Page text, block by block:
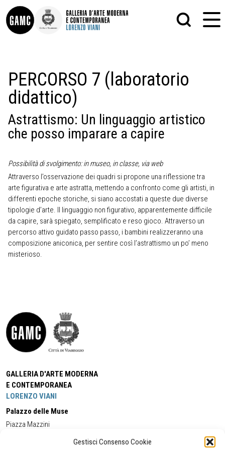
Gestisci Consenso Cookie
INFO
CONTATTI
DIDATTICA
SHOP
LE COLLEZIONI
GLI AUTORI
LORENZO VIANI
MOSTRE
EVENTI
PALAZZO DELLE MUSE
GRAFICA
PITTURA
SCULTURA
MATRICI XILOGRAFICHE
FOTOGRAFIA
PERCORSO 7 (laboratorio
didattico)
Astrattismo: Un linguaggio artistico
che posso imparare a capire
Possibilità di svolgimento: in museo, in classe, via web
Attraverso l’osservazione dei quadri si propone una riflessione tra
arte figurativa e arte astratta, mettendo a confronto come gli artisti, in
differenti epoche storiche, si siano accostati a queste due diverse
tipologie d’arte. Il linguaggio non figurativo, apparentemente difficile
da capire, sarà spiegato, semplificato e reso gioco. Attraverso un
percorso attivo guidato passo passo, i bambini realizzeranno una
composizione aniconica, per sentire così l’astrattismo un po’ meno
misterioso.
GALLERIA D'ARTE MODERNA
E CONTEMPORANEA
LORENZO VIANI
Palazzo delle Muse
Piazza Mazzini
Cell:+39 338 5714978 (orario apertura Galleria)